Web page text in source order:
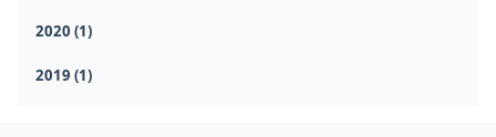
2020 (1)
2019 (1)